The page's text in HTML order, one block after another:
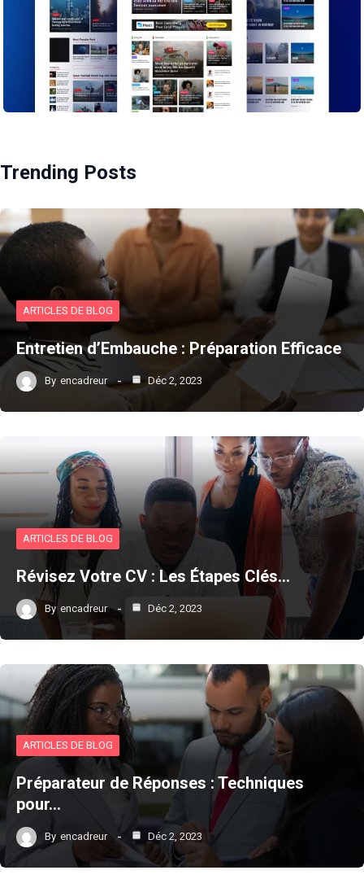
Trending Posts
ARTICLES DE BLOG
Entretien d’Embauche : Préparation Efficace
By encadreur Déc 2, 2023
ARTICLES DE BLOG
Révisez Votre CV : Les Étapes Clés…
By encadreur Déc 2, 2023
ARTICLES DE BLOG
Préparateur de Réponses : Techniques
pour…
By encadreur Déc 2, 2023